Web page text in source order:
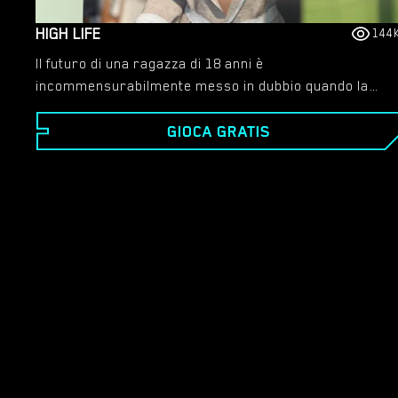
HIGH LIFE
Il futuro di una ragazza di 18 anni è
incommensurabilmente messo in dubbio quando la
sua migliore amica, fredda ma problematica, la
introduce in un mondo di sesso, droga e alcol. -
Eleanor è una studentessa brillante e talentuosa
GIOCA GRATIS